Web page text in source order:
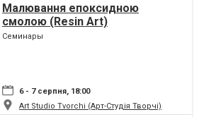
Малювання епоксидною
смолою (Resin Art)
Семинары
6 - 7 серпня, 18:00
Art Studio Tvorchi (Арт-Студія Творчі)